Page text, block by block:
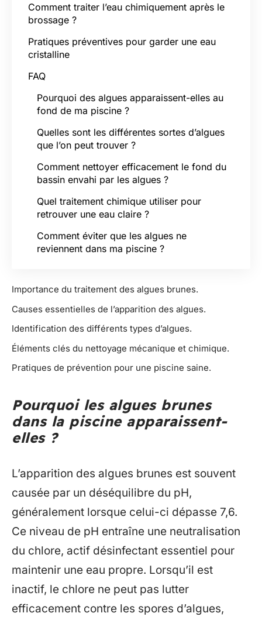
Comment traiter l’eau chimiquement après le
brossage ?
Pratiques préventives pour garder une eau
cristalline
FAQ
Pourquoi des algues apparaissent-elles au
fond de ma piscine ?
Quelles sont les différentes sortes d’algues
que l’on peut trouver ?
Comment nettoyer efficacement le fond du
bassin envahi par les algues ?
Quel traitement chimique utiliser pour
retrouver une eau claire ?
Comment éviter que les algues ne
reviennent dans ma piscine ?
Importance du traitement des algues brunes.
Causes essentielles de l’apparition des algues.
Identification des différents types d’algues.
Éléments clés du nettoyage mécanique et chimique.
Pratiques de prévention pour une piscine saine.
Pourquoi les algues brunes
dans la piscine apparaissent-
elles ?
L’apparition des algues brunes est souvent
causée par un déséquilibre du pH,
généralement lorsque celui-ci dépasse 7,6.
Ce niveau de pH entraîne une neutralisation
du chlore, actif désinfectant essentiel pour
maintenir une eau propre. Lorsqu’il est
inactif, le chlore ne peut pas lutter
efficacement contre les spores d’algues,